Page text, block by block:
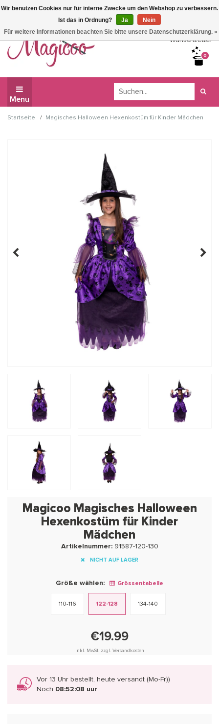
Wir haben Betriebsferien, daher können Sie derzeit nicht
bestellen.
Wunschzettel
0
Menu
Startseite / Magisches Halloween Hexenkostüm für Kinder Mädchen
Magicoo Magisches Halloween
Hexenkostüm für Kinder
Mädchen
Artikelnummer:91587-120-130
NICHT AUF LAGER
Größe wählen: Grössentabelle
110-116 122-128 134-140
€19.99
Inkl. MwSt. zzgl. Versandkosten
Vor 13 Uhr bestellt, heute versandt (Mo-Fr))
Noch 08:52:07 uur
Wir benutzen Cookies nur für interne Zwecke um den Webshop zu verbessern.
Ist das in Ordnung?
Ja
Nein
Für weitere Informationen beachten Sie bitte unsere Datenschutzerklärung. »